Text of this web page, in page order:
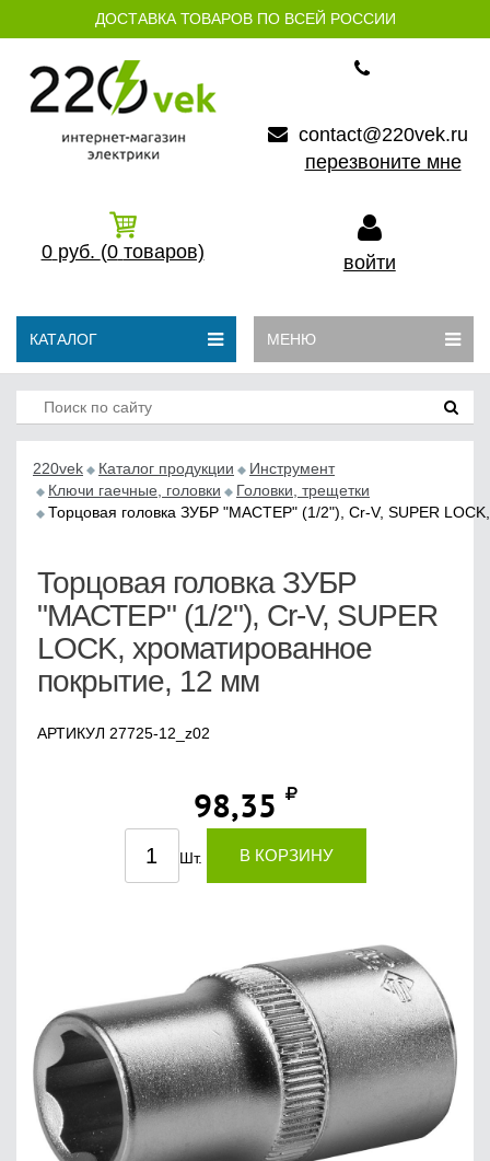
ДОСТАВКА ТОВАРОВ ПО ВСЕЙ РОССИИ
contact@220vek.ru
перезвоните мне
0 руб. (0 товаров) войти
КАТАЛОГ МЕНЮ
220vek Каталог продукции
Инструмент
Ключи гаечные, головки
Головки, трещетки
Торцовая головка ЗУБР "МАСТЕР" (1/2"), Cr-V, SUPER
Торцовая головка ЗУБР
"МАСТЕР" (1/2"), Cr-V, SUPER
LOCK, хроматированное
покрытие, 12 мм
АРТИКУЛ 27725-12_z02
98,35
Шт. В КОРЗИНУ